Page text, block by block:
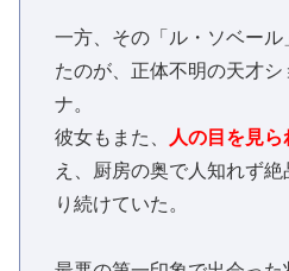
一方、その「ル・ソベー
たのが、正体不明の天才
ナ。
彼女もまた、
人の目を見ら
え、厨房の奥で人知れず
り続けていた。